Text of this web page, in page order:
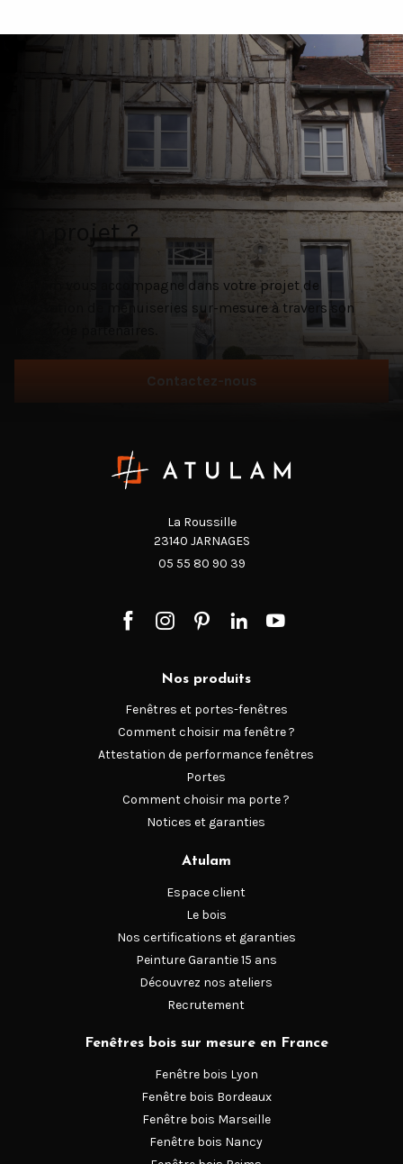
Un projet ?
Atulam vous accompagne dans votre projet de
rénovation de menuiseries sur-mesure à travers son
Contactez-nous
La Roussille
23140 JARNAGES
05 55 80 90 39
Nos produits
Fenêtres et portes-fenêtres
Comment choisir ma fenêtre ?
Attestation de performance fenêtres
Portes
Comment choisir ma porte ?
Notices et garanties
Atulam
Espace client
Le bois
Nos certifications et garanties
Peinture Garantie 15 ans
Découvrez nos ateliers
Recrutement
Fenêtres bois sur mesure en France
Fenêtre bois Lyon
Fenêtre bois Bordeaux
Fenêtre bois Marseille
Fenêtre bois Nancy